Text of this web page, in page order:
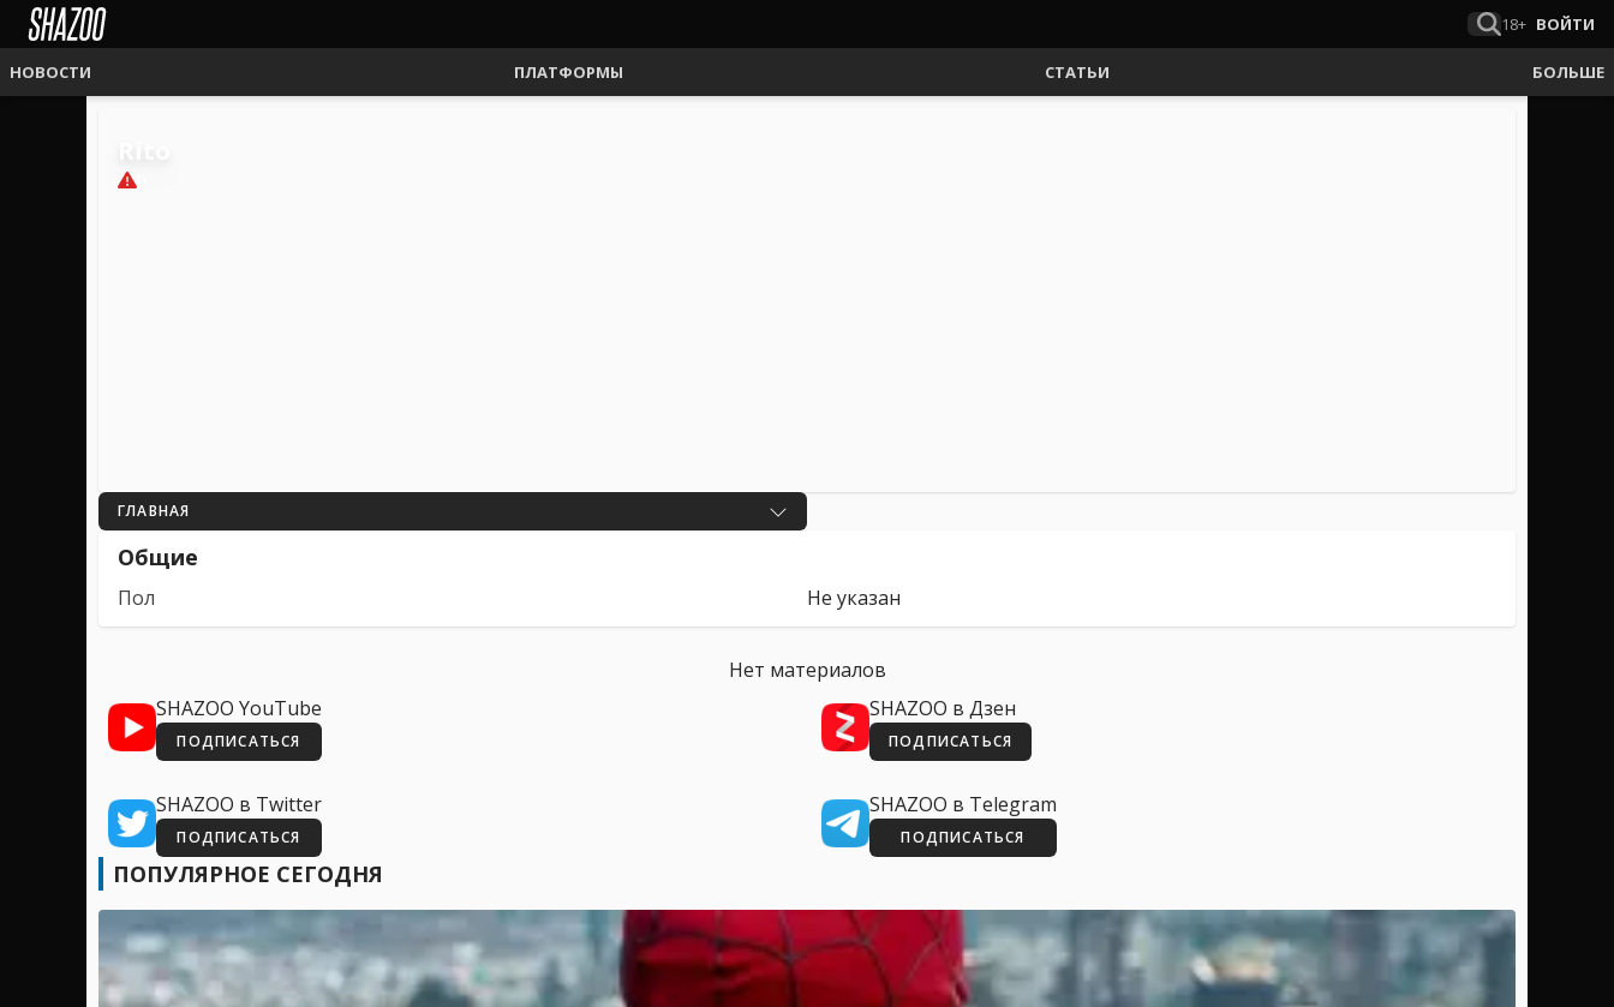
18+ ВОЙТИ
НОВОСТИ ПЛАТФОРМЫ СТАТЬИ БОЛЬШЕ
ГЛАВНАЯ
Общие
Пол Не указан
Нет материалов
SHAZOO YouTube
ПОДПИСАТЬСЯ
SHAZOO в Дзен
ПОДПИСАТЬСЯ
SHAZOO в Twitter
ПОДПИСАТЬСЯ
SHAZOO в Telegram
ПОДПИСАТЬСЯ
ПОПУЛЯРНОЕ СЕГОДНЯ